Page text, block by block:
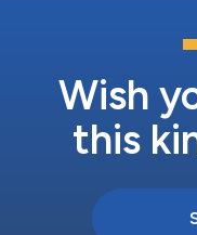
Wish
this